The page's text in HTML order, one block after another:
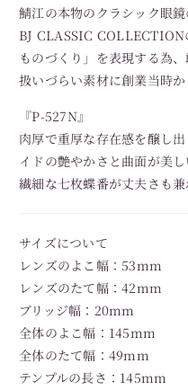
鯖江の本物のクラシック眼鏡
BJ CLASSIC COLLECTION
ものづくり」を表現する為
扱いづらい素材に創業当時か
『P-527N』
肉厚で重厚な存在感を醸し
イドの艶やかさと曲面が美し
繊細な七枚蝶番が丈夫さも兼
サイズについて
レンズのよこ幅：53mm
レンズのたて幅：42mm
ブリッジ幅：20mm
全体のよこ幅：145mm
全体のたて幅：49mm
テンプルの長さ：145mm